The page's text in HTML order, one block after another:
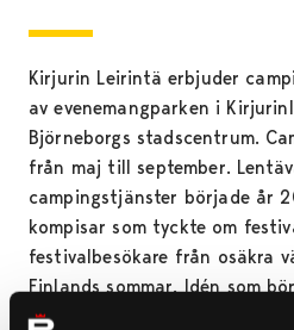
Kirjurin Leirintä erbjuder
av evenemangparken i
Björneborgs stadscentrum.
från maj till september.
campingstjänster började år
kompisar som tyckte om
festivalbesökare från osäkra
Finlands sommar. Idén som
en släpvagn, har företaget